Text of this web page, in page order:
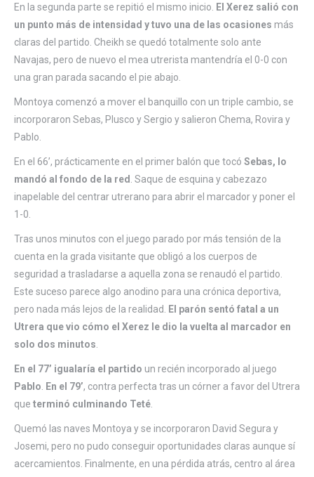
En la segunda parte se repitió el mismo inicio.
El Xerez salió con
un punto más de intensidad y tuvo una de las ocasiones más
claras del partido. Cheikh se quedó totalmente solo ante
Navajas, pero de nuevo el mea utrerista mantendría el 0-0 con
una gran parada sacando el pie abajo.
Montoya comenzó a mover el banquillo con un triple cambio, se
incorporaron Sebas, Plusco y Sergio y salieron Chema, Rovira y
Pablo.
En el 66’, prácticamente en el primer balón que tocó Sebas, lo
mandó al fondo de la red . Saque de esquina y cabezazo
inapelable del centrar utrerano para abrir el marcador y poner el
1-0.
Tras unos minutos con el juego parado por más tensión de la
cuenta en la grada visitante que obligó a los cuerpos de
seguridad a trasladarse a aquella zona se renaudó el partido.
Este suceso parece algo anodino para una crónica deportiva,
pero nada más lejos de la realidad.
El parón sentó fatal a un
Utrera que vio cómo el Xerez le dio la vuelta al marcador en
solo dos minutos
En el 77’ igualaría el partido un recién incorporado al juego
Pablo
En el 79’, contra perfecta tras un córner a favor del Utrera
que terminó culminando Teté
Quemó las naves Montoya y se incorporaron David Segura y
Josemi, pero no pudo conseguir oportunidades claras aunque sí
acercamientos. Finalmente, en una pérdida atrás, centro al área